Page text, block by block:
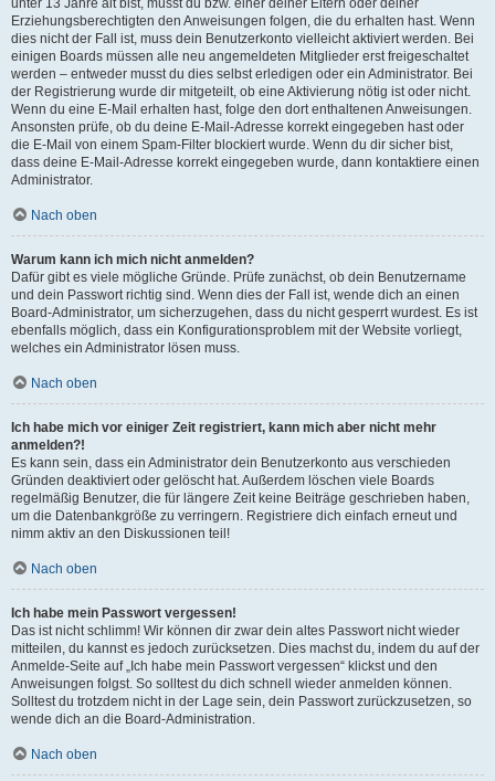
unter 13 Jahre alt bist, musst du bzw. einer deiner Eltern oder deiner
Erziehungsberechtigten den Anweisungen folgen, die du erhalten hast. Wenn
dies nicht der Fall ist, muss dein Benutzerkonto vielleicht aktiviert werden. Bei
einigen Boards müssen alle neu angemeldeten Mitglieder erst freigeschaltet
werden – entweder musst du dies selbst erledigen oder ein Administrator. Bei
der Registrierung wurde dir mitgeteilt, ob eine Aktivierung nötig ist oder nicht.
Wenn du eine E-Mail erhalten hast, folge den dort enthaltenen Anweisungen.
Ansonsten prüfe, ob du deine E-Mail-Adresse korrekt eingegeben hast oder
die E-Mail von einem Spam-Filter blockiert wurde. Wenn du dir sicher bist,
dass deine E-Mail-Adresse korrekt eingegeben wurde, dann kontaktiere einen
Administrator.
Nach oben
Warum kann ich mich nicht anmelden?
Dafür gibt es viele mögliche Gründe. Prüfe zunächst, ob dein Benutzername
und dein Passwort richtig sind. Wenn dies der Fall ist, wende dich an einen
Board-Administrator, um sicherzugehen, dass du nicht gesperrt wurdest. Es ist
ebenfalls möglich, dass ein Konfigurationsproblem mit der Website vorliegt,
welches ein Administrator lösen muss.
Nach oben
Ich habe mich vor einiger Zeit registriert, kann mich aber nicht mehr
anmelden?!
Es kann sein, dass ein Administrator dein Benutzerkonto aus verschieden
Gründen deaktiviert oder gelöscht hat. Außerdem löschen viele Boards
regelmäßig Benutzer, die für längere Zeit keine Beiträge geschrieben haben,
um die Datenbankgröße zu verringern. Registriere dich einfach erneut und
nimm aktiv an den Diskussionen teil!
Nach oben
Ich habe mein Passwort vergessen!
Das ist nicht schlimm! Wir können dir zwar dein altes Passwort nicht wieder
mitteilen, du kannst es jedoch zurücksetzen. Dies machst du, indem du auf der
Anmelde-Seite auf „Ich habe mein Passwort vergessen“ klickst und den
Anweisungen folgst. So solltest du dich schnell wieder anmelden können.
Solltest du trotzdem nicht in der Lage sein, dein Passwort zurückzusetzen, so
wende dich an die Board-Administration.
Nach oben